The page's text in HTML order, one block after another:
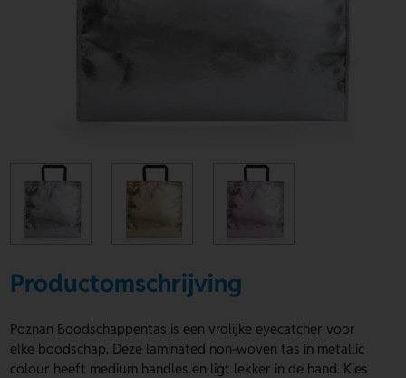
Productomschrijving
Poznan Boodschappentas is een vrolijke eyecatcher voor
elke boodschap. Deze laminated non-woven tas in metallic
colour heeft medium handles en ligt lekker in de hand. Kies